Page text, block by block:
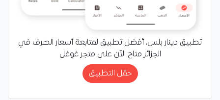
تطبيق دينار بلس، أفضل تطبيق لمتابعة أسعار الصرف في
الجزائر متاح الآن على متجر غوغل
حمّل التطبيق